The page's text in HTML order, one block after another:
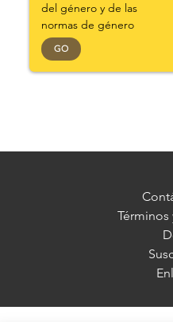
del género y de las
normas de género
GO
Términos